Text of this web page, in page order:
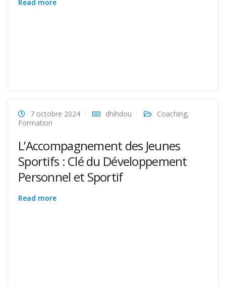
Read more
7 octobre 2024 dhihdou Coaching,
Formation
L’Accompagnement des Jeunes
Sportifs : Clé du Développement
Personnel et Sportif
Read more